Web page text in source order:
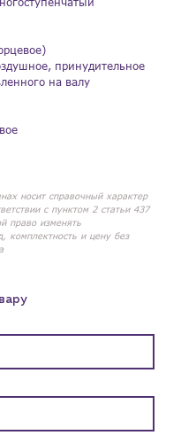
принудительное
на валу
носит справочный характер
с пунктом 2 статьи 437
право изменять
комплектность и цену без